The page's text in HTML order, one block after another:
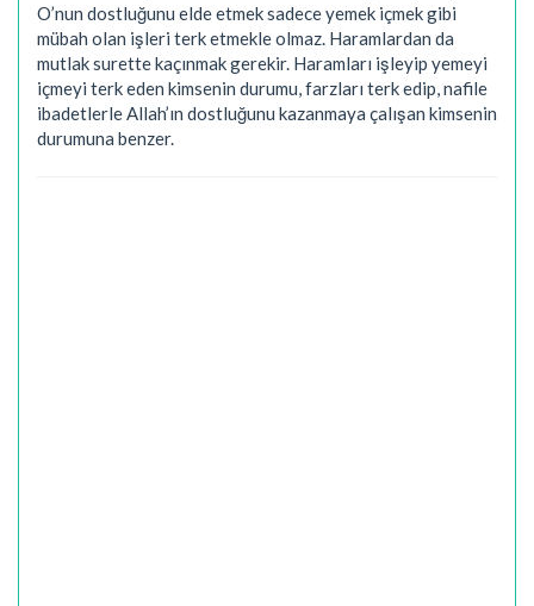
O’nun dostluğunu elde etmek sadece yemek içmek gibi
mübah olan işleri terk etmekle olmaz. Haramlardan da
mutlak surette kaçınmak gerekir. Haramları işleyip yemeyi
içmeyi terk eden kimsenin durumu, farzları terk edip, nafile
ibadetlerle Allah’ın dostluğunu kazanmaya çalışan kimsenin
durumuna benzer.